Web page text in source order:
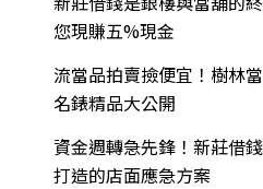
您現賺五%現金
流當品拍賣撿便宜！樹林
名錶精品大公開
資金週轉急先鋒！新莊借
打造的店面應急方案